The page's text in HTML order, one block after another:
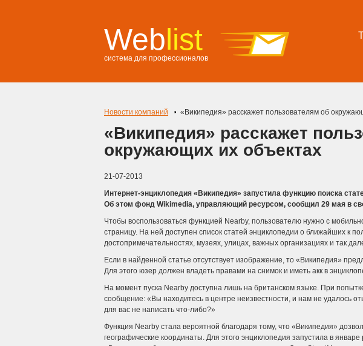
Weblist
система для профессионалов
Новости компаний «Википедия» расскажет пользователям об
«Википедия» расскажет
окружающих их объектах
21-07-2013
Интернет-энциклопедия «Википедия» запустила функцию поиска
Об этом фонд Wikimedia, управляющий ресурсом, сообщил 29 мая в
Чтобы воспользоваться функцией Nearby, пользователю нужно с
страницу. На ней доступен список статей энциклопедии о ближайших к
достопримечательностях, музеях, улицах, важных организациях и так
Если в найденной статье отсутствует изображение, то «Википедия»
Для этого юзер должен владеть правами на снимок и иметь акк в
На момент пуска Nearby доступна лишь на британском языке. При
сообщение: «Вы находитесь в центре неизвестности, и нам не удалось
для вас не написать что-либо?»
Функция Nearby стала вероятной благодаря тому, что «Википедия»
географические координаты. Для этого энциклопедия запустила в